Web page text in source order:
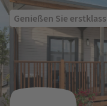
Genießen Sie